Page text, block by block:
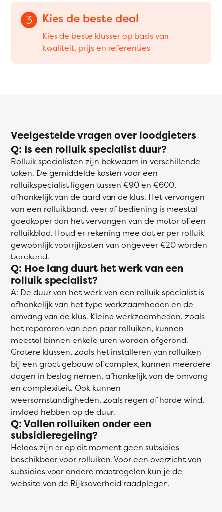
3 Kies de beste deal
Kies de beste klusser op basis van
kwaliteit, prijs en referenties
Veelgestelde vragen over loodgieters
Q: Is een rolluik specialist duur?
Rolluik specialisten zijn bekwaam in verschillende
taken. De gemiddelde kosten voor een
rolluikspecialist liggen tussen €90 en €600,
afhankelijk van de aard van de klus. Het vervangen
van een rolluikband, veer of bediening is meestal
goedkoper dan het vervangen van de motor of een
rolluikblad. Houd er rekening mee dat er per rolluik
gewoonlijk voorrijkosten van ongeveer €20 worden
berekend.
Q: Hoe lang duurt het werk van een
rolluik specialist?
A: De duur van het werk van een rolluik specialist is
afhankelijk van het type werkzaamheden en de
omvang van de klus. Kleine werkzaamheden, zoals
het repareren van een paar rolluiken, kunnen
meestal binnen enkele uren worden afgerond.
Grotere klussen, zoals het installeren van rolluiken
bij een groot gebouw of complex, kunnen meerdere
dagen in beslag nemen, afhankelijk van de omvang
en complexiteit. Ook kunnen
weersomstandigheden, zoals regen of harde wind,
invloed hebben op de duur.
Q: Vallen rolluiken onder een
subsidieregeling?
Helaas zijn er op dit moment geen subsidies
beschikbaar voor rolluiken. Voor een overzicht van
subsidies voor andere maatregelen kun je de
website van de Rijksoverheid raadplegen.